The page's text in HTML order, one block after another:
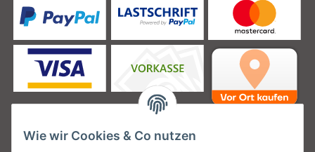
Unsere Versanddienstleister
Wie wir Cookies & Co nutzen